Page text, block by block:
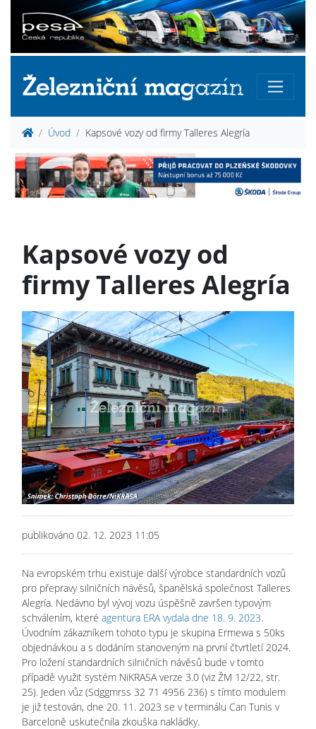
Úvod Kapsové vozy od firmy Talleres Alegría
Kapsové vozy od
firmy Talleres Alegría
publikováno 02. 12. 2023 11:05
Na evropském trhu existuje další výrobce standardních vozů
pro přepravy silničních návěsů, španělská společnost Talleres
Alegría. Nedávno byl vývoj vozu úspěšně završen typovým
schválením, které agentura ERA vydala dne 18. 9. 2023.
Úvodním zákazníkem tohoto typu je skupina Ermewa s 50ks
objednávkou a s dodáním stanoveným na první čtvrtletí 2024.
Pro ložení standardních silničních návěsů bude v tomto
případě využit systém NiKRASA verze 3.0 (viz ŽM 12/22, str.
25). Jeden vůz (Sdggmrss 32 71 4956 236) s tímto modulem
je již testován, dne 20. 11. 2023 se v terminálu Can Tunis v
Barceloně uskutečnila zkouška nakládky.